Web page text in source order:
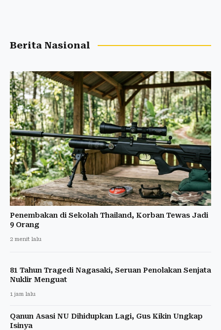
Berita Nasional
Penembakan di Sekolah Thailand, Korban Tewas Jadi
9 Orang
2 menit lalu
81 Tahun Tragedi Nagasaki, Seruan Penolakan Senjata
Nuklir Menguat
1 jam lalu
Qanun Asasi NU Dihidupkan Lagi, Gus Kikin Ungkap
Isinya